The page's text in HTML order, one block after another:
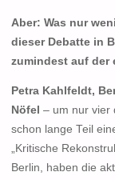
Aber: Was nur
dieser Debatte in
zumindest auf der
Petra Kahlfeldt,
Nöfel – um nur vier
schon lange Teil
„Kritische
Berlin, haben die